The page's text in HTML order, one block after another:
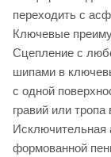
переходить с
Ключевые
Сцепление с
шипами в
с одной
гравий или тропа
Исключительная
формованной